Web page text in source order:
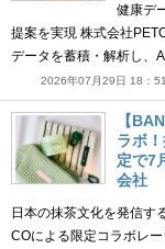
健康デ
提案を実現 株式会社
データを蓄積・解析し、
2026年07月29日 18：51
【
ラボ
定で7
会社
日本の抹茶文化を発信す
COによる限定コラボレ